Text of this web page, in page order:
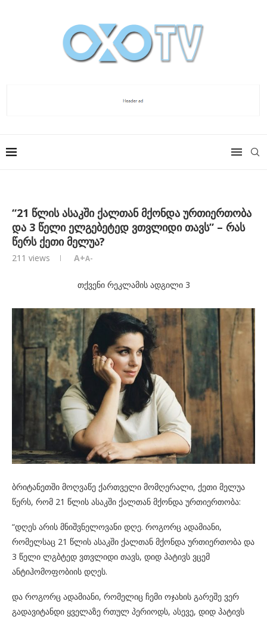
“21 წლის ასაკში ქალთან მქონდა ურთიერთობა
და 3 წელი ელგებეტედ ვთვლიდი თავს” – რას
წერს ქეთი მელუა?
211 views A+A-
თქვენი რეკლამის ადგილი 3
ბრიტანეთში მოღვაწე ქართველი მომღერალი, ქეთი მელუა
წერს, რომ 21 წლის ასაკში ქალთან მქონდა ურთიერთობა:
“დღეს არის მნიშვნელოვანი დღე. როგორც ადამიანი,
რომელსაც 21 წლის ასაკში ქალთან მქონდა ურთიერთობა და
3 წელი ლგბტედ ვთვლიდი თავს, დიდ პატივს ვცემ
ანტიჰომოფობიის დღეს.
და როგორც ადამიანი, რომელიც ჩემი ოჯახის გარეშე ვერ
გადავიტანდი ყველაზე რთულ პერიოდს, ასევე, დიდ პატივს